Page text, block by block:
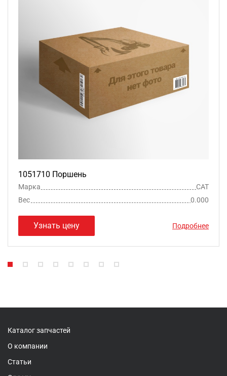
1051710 Поршень
Марка
CAT
Вес
0.000
Узнать цену Подробнее
Каталог запчастей
О компании
Статьи